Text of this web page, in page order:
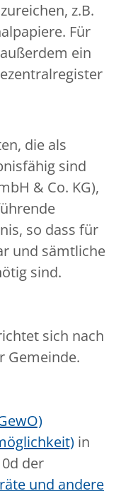
z.B.
Für
ein
die als
sind
& Co. KG),
so dass für
und sämtliche
sind.
sich nach
Gemeinde.
in
der
und andere